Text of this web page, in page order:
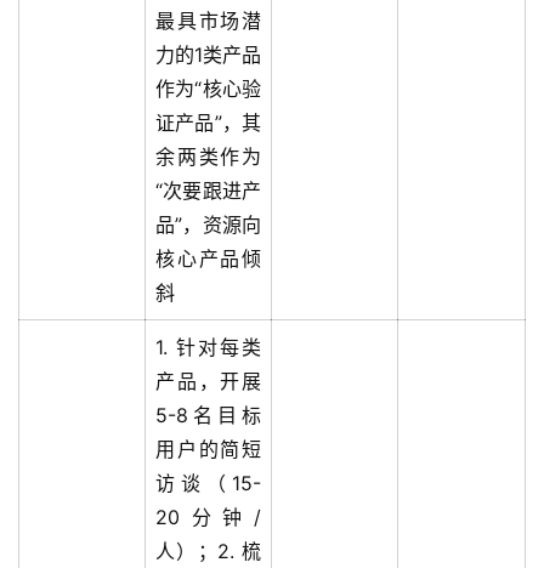
最具市场潜
力的1类产品
作为“核心验
证产品”，其
余两类作为
“次要跟进产
品”，资源向
核心产品倾
斜
1. 针对每类
产品，开展
5-8名目标
用户的简短
访谈（15-
20分钟/
人）；2. 梳